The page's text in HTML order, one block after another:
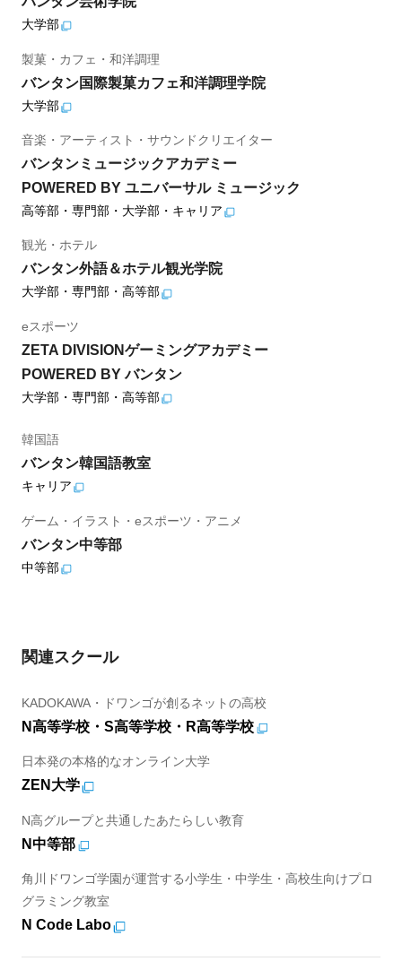
大学部
製菓・カフェ・和洋調理
バンタン国際製菓カフェ和洋調理学院
大学部
音楽・アーティスト・サウンドクリエイター
バンタンミュージックアカデミー
POWERED BY ユニバーサル ミュージック
高等部・専門部・大学部・キャリア
観光・ホテル
バンタン外語＆ホテル観光学院
大学部・専門部・高等部
eスポーツ
ZETA DIVISIONゲーミングアカデミー
POWERED BY バンタン
大学部・専門部・高等部
韓国語
バンタン韓国語教室
キャリア
ゲーム・イラスト・eスポーツ・アニメ
バンタン中等部
中等部
関連スクール
KADOKAWA・ドワンゴが創るネットの高校
N高等学校・S高等学校・R高等学校
日本発の本格的なオンライン大学
ZEN大学
N高グループと共通したあたらしい教育
N中等部
角川ドワンゴ学園が運営する小学生・中学生・高校生向けプロ
グラミング教室
N Code Labo